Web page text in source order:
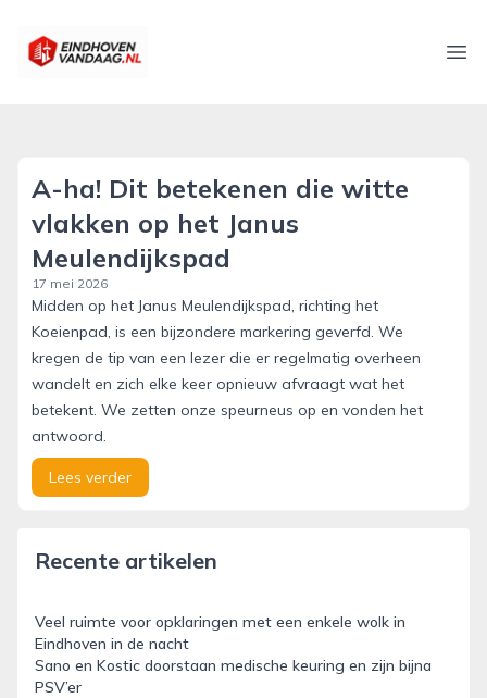
eindhovenvandaag.nl
A-ha! Dit betekenen die witte
vlakken op het Janus
Meulendijkspad
17 mei 2026
Midden op het Janus Meulendijkspad, richting het
Koeienpad, is een bijzondere markering geverfd. We
kregen de tip van een lezer die er regelmatig overheen
wandelt en zich elke keer opnieuw afvraagt wat het
betekent. We zetten onze speurneus op en vonden het
antwoord.
Lees verder
Recente artikelen
Veel ruimte voor opklaringen met een enkele wolk in
Eindhoven in de nacht
Sano en Kostic doorstaan medische keuring en zijn bijna
PSV’er